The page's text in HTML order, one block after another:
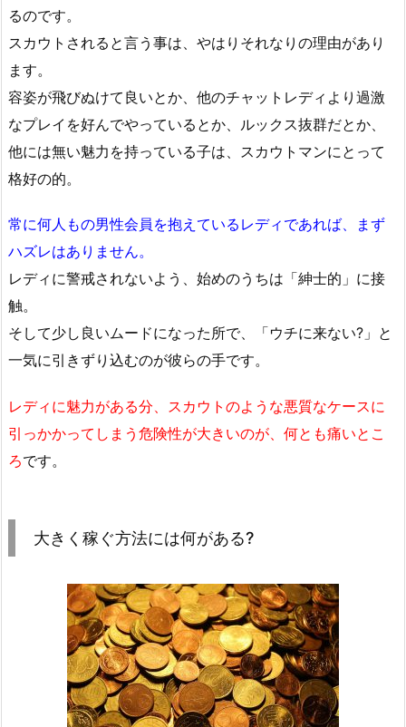
るのです。
スカウトされると言う事は、やはりそれなりの理由があり
ます。
容姿が飛びぬけて良いとか、他のチャットレディより過激
なプレイを好んでやっているとか、ルックス抜群だとか、
他には無い魅力を持っている子は、スカウトマンにとって
格好の的。
常に何人もの男性会員を抱えているレディであれば、まず
ハズレはありません。
レディに警戒されないよう、始めのうちは「紳士的」に接
触。
そして少し良いムードになった所で、「ウチに来ない?」と
一気に引きずり込むのが彼らの手です。
レディに魅力がある分、スカウトのような悪質なケースに
引っかかってしまう危険性が大きいのが、何とも痛いとこ
ろです。
大きく稼ぐ方法には何がある?